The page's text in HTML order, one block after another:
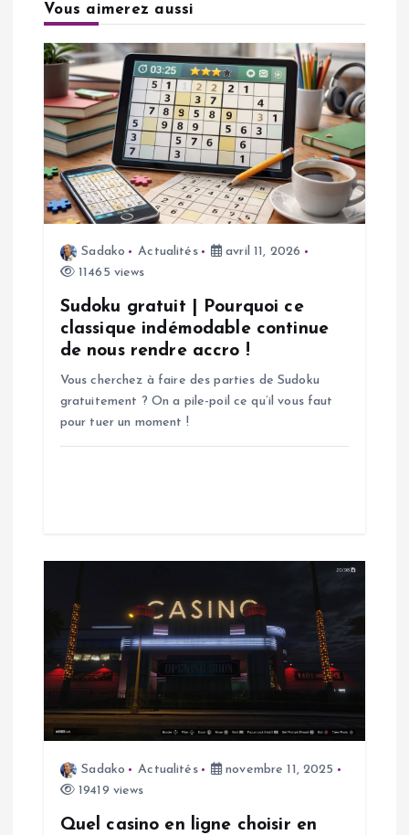
o
n
d
e
Vous aimerez aussi
Sadako Actualités
avril 11, 2026
11465 views
Sudoku gratuit | Pourquoi ce
classique indémodable continue
de nous rendre accro !
Vous cherchez à faire des parties de Sudoku
gratuitement ? On a pile-poil ce qu’il vous faut
pour tuer un moment !
Sadako Actualités
novembre 11, 2025
19419 views
Quel casino en ligne choisir en